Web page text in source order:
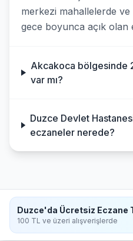
merkezi mahallelerde
gece boyunca açık
Akcakoca bölgesinde
var mı?
Duzce Devlet
eczaneler nerede?
Duzce'da Ücretsiz Eczane
100 TL ve üzeri alışverişlerde